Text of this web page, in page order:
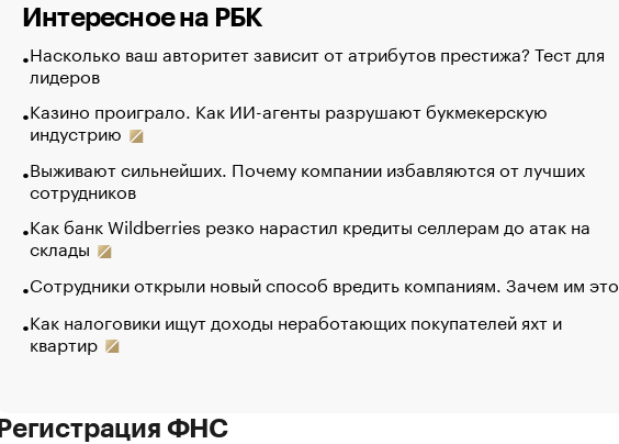
Интересное на РБК
Насколько ваш авторитет зависит от атрибутов престижа? Тест для
лидеров
Казино проиграло. Как ИИ-агенты разрушают букмекерскую
индустрию
Выживают сильнейших. Почему компании избавляются от лучших
сотрудников
Как банк Wildberries резко нарастил кредиты селлерам до атак на
склады
Сотрудники открыли новый способ вредить компаниям. Зачем им это
Как налоговики ищут доходы неработающих покупателей яхт и
квартир
Регистрация ФНС